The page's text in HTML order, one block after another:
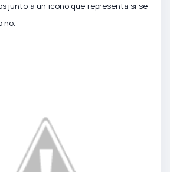
junto a un icono que representa si se
no.